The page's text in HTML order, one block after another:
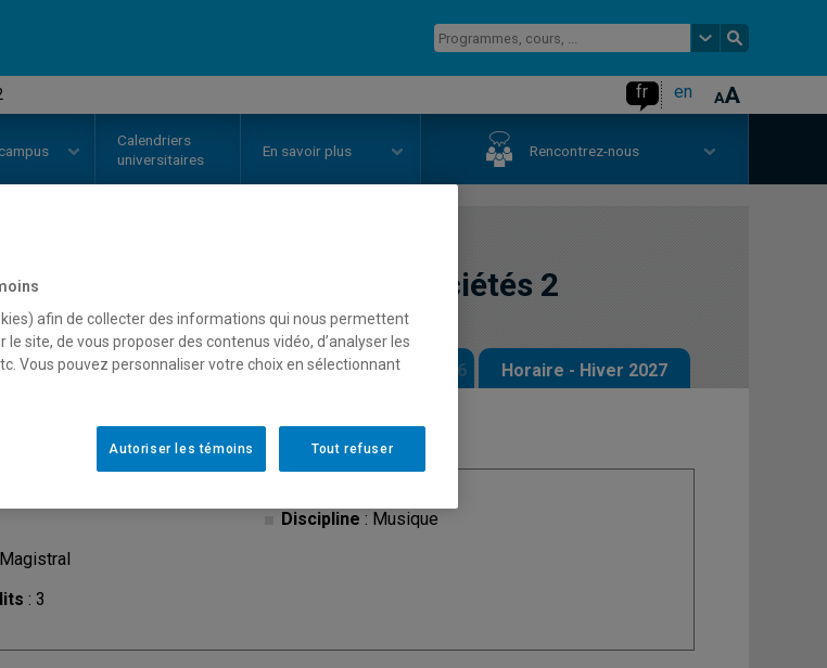
fr en
campus
Calendriers
universitaires
En savoir plus Rencontrez-nous
Musique, idées et sociétés 2
Horaire - Été 2026 Horaire - Automne 2026 Horaire - Hiver 2027
: 3
Discipline : Musique
afin de collecter des informations qui nous permettent
le site, de vous proposer des contenus vidéo, d’analyser les
Vous pouvez personnaliser votre choix en sélectionnant
Tout refuser
Autoriser les témoins